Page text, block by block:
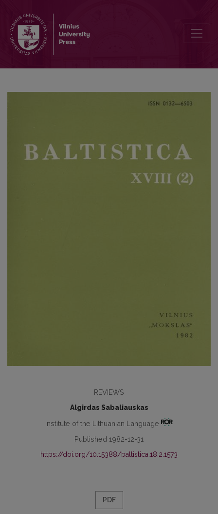
REVIEWS
Algirdas Sabaliauskas
Institute of the Lithuanian Language
Published 1982-12-31
https://doi.org/10.15388/baltistica.18.2.1573
PDF